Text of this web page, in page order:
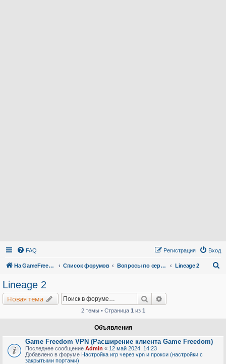
FAQ Вход
Регистрация
На GameFreedom.ru Список форумов Вопросы по сервису Lineage 2
Lineage 2
Новая тема Поиск
2 темы • Страница 1 из 1
Объявления
Game Freedom VPN (Расширение клиента Game Freedom)
Последнее сообщение Admin « 12 май 2024, 14:23
Добавлено в форуме Настройка игр через vpn и прокси (настройки с
закрытыми портами)